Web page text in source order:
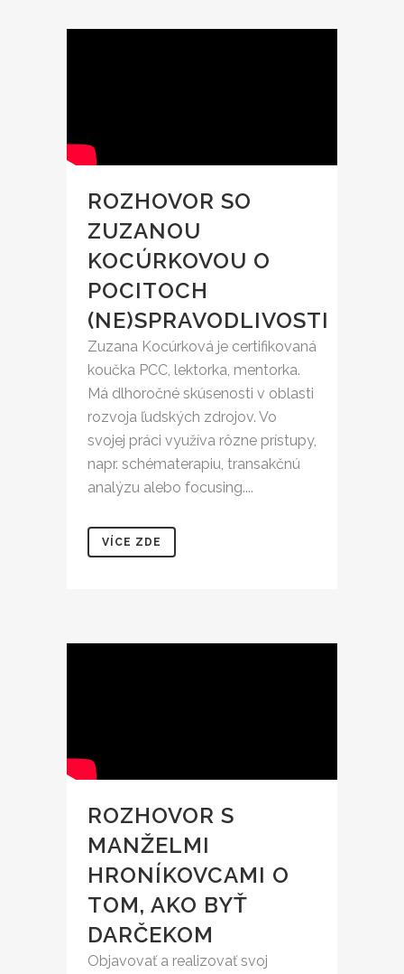
ROZHOVOR SO
ZUZANOU
KOCÚRKOVOU O
POCITOCH
(NE)SPRAVODLIVOSTI
Zuzana Kocúrková je certifikovaná
koučka PCC, lektorka, mentorka.
Má dlhoročné skúsenosti v oblasti
rozvoja ľudských zdrojov. Vo
svojej práci využíva rôzne prístupy,
napr. schématerapiu, transakčnú
analýzu alebo focusing....
VÍCE ZDE
ROZHOVOR S
MANŽELMI
HRONÍKOVCAMI O
TOM, AKO BYŤ
DARČEKOM
Objavovať a realizovať svoj